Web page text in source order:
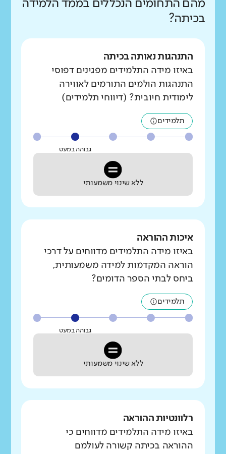
מהם התחומים הנכללים בממד הלמידה
בכיתה?
התנהגות נאותה בכיתה
באיזו מידה התלמידים מפגינים דפוסי
התנהגות הולמים התורמים לאווירה
לימודית חיובית? (דיווחי תלמידים)
תלמידים
גבוהה במעט
ללא שינוי משמעותי
איכות ההוראה
באיזו מידה התלמידים מדווחים על דרכי
הוראה המקדמות למידה משמעותית,
ביחס לבתי הספר הדומים?
תלמידים
גבוהה במעט
ללא שינוי משמעותי
רלוונטיות ההוראה
באיזו מידה התלמידים מדווחים כי
ההוראה בכיתה קשורה לעולמם